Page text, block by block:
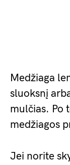
Medžiaga
sluoksnį
mulčias. Po
medžiagos
Jei norite